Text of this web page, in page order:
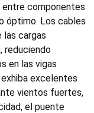
entre componentes
óptimo. Los cables
las cargas
reduciendo
en las vigas
excelentes
vientos fuertes,
el puente